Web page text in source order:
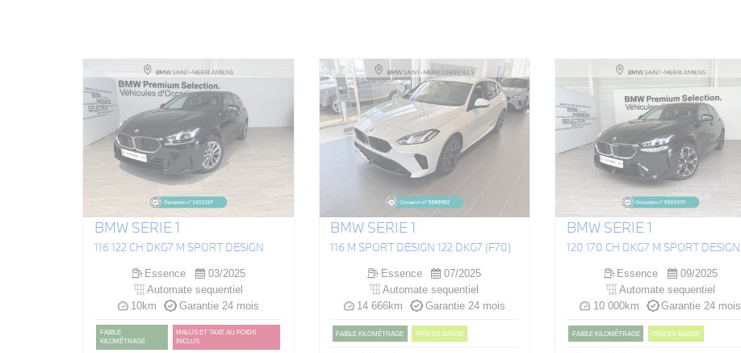
BMW SERIE 1
116 122 CH DKG7 M SPORT DESIGN
Essence
03/2025
Automate sequentiel
10km
Garantie 24 mois
FAIBLE
KILOMÉTRAGE
MALUS ET TAXE AU POIDS
INCLUS
BMW SERIE 1
116 M SPORT DESIGN 122 DKG7 (F70)
Essence
07/2025
Automate sequentiel
14 666km
Garantie 24 mois
FAIBLE KILOMÉTRAGE PRIX EN BAISSE
BMW SERIE 1
120 170 CH DKG7 M SPORT DESIGN
Essence
09/2025
Automate sequentiel
10 000km
Garantie 24 mois
FAIBLE KILOMÉTRAGE PRIX EN BAISSE